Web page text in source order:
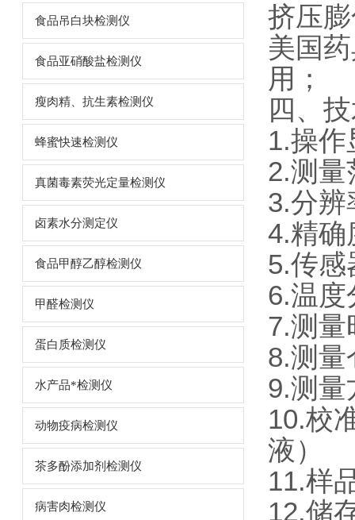
食品吊白块检测仪
食品亚硝酸盐检测仪
瘦肉精、抗生素检测仪
蜂蜜快速检测仪
真菌毒素荧光定量检测仪
卤素水分测定仪
食品甲醇乙醇检测仪
甲醛检测仪
蛋白质检测仪
水产品*检测仪
动物疫病检测仪
茶多酚添加剂检测仪
病害肉检测仪
挤压
美国
用；
四、
1.操
2.测量
3.分辨
4.精确
5.传感
6.温
7.测量
8.测量
9.测量
10.校
液）
11.样
12.储